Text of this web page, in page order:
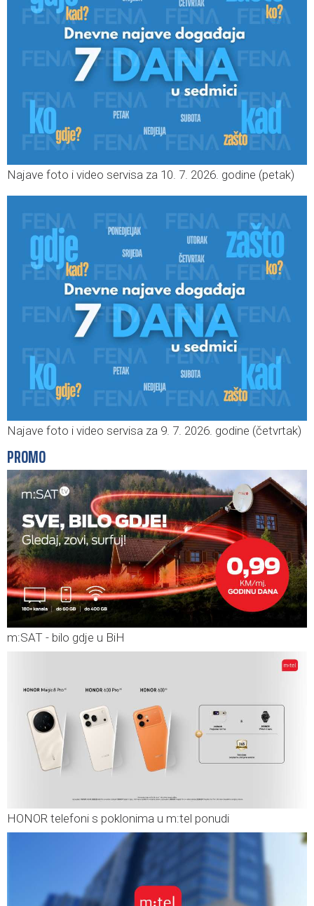
Najave foto i video servisa za 10. 7. 2026. godine (petak)
Najave foto i video servisa za 9. 7. 2026. godine (četvrtak)
PROMO
m:SAT - bilo gdje u BiH
HONOR telefoni s poklonima u m:tel ponudi